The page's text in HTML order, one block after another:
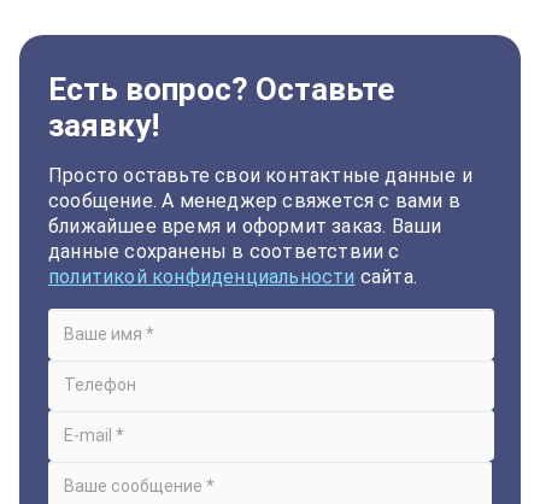
Есть вопрос? Оставьте
заявку!
Просто оставьте свои контактные данные и
сообщение. А менеджер свяжется с вами в
ближайшее время и оформит заказ. Ваши
данные сохранены в соответствии с
политикой конфиденциальности сайта.